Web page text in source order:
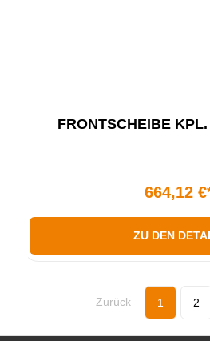
FRONTSCHEIBE
664,12
ZU DEN
Zurück 1 2